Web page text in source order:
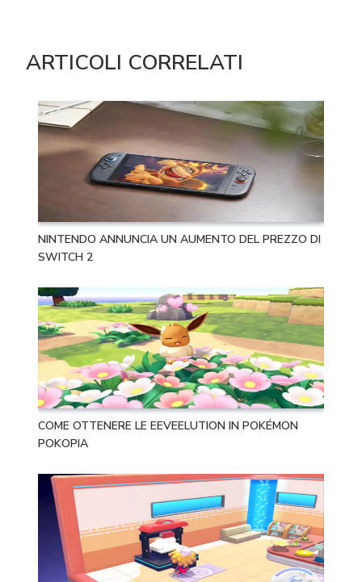
ARTICOLI CORRELATI
NINTENDO ANNUNCIA UN AUMENTO DEL PREZZO DI
SWITCH 2
COME OTTENERE LE EEVEELUTION IN POKÉMON
POKOPIA